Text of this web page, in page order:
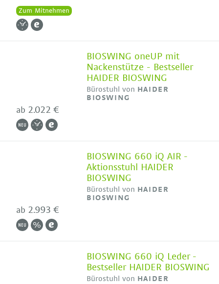
Zum Mitnehmen
BIOSWING oneUP mit
Nackenstütze - Bestseller
HAIDER BIOSWING
Bürostuhl von HAIDER
BIOSWING
ab 2.022 €
BIOSWING 660 iQ AIR -
Aktionsstuhl HAIDER
BIOSWING
Bürostuhl von HAIDER
BIOSWING
ab 2.993 €
BIOSWING 660 iQ Leder -
Bestseller HAIDER BIOSWING
Bürostuhl von HAIDER